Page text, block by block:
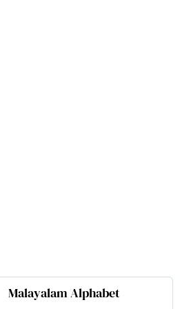
Malayalam Alphabet